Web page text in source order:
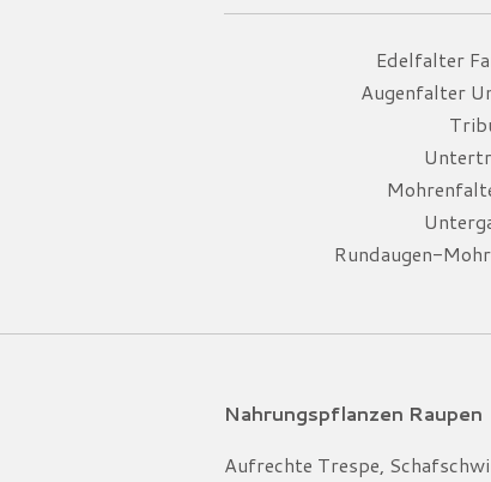
Edelfalter
Augenfalter
Rundaugen-
Nahrungspflanzen Raupen
Aufrechte Trespe,